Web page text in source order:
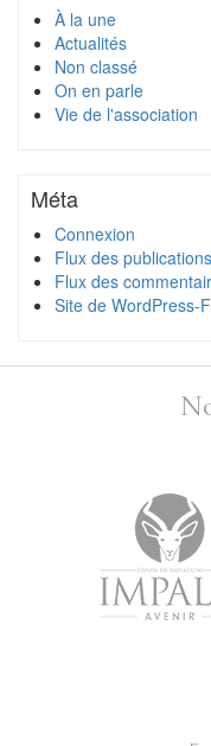
À la une
Actualités
Non classé
On en parle
Vie de l'association
Méta
Connexion
Flux des publications
Flux des
Site de WordPress-